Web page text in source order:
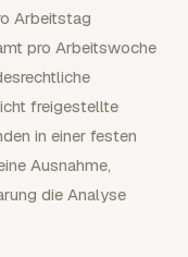
Arbeitstag
pro Arbeitswoche
freigestellte
in einer festen
Ausnahme,
die Analyse